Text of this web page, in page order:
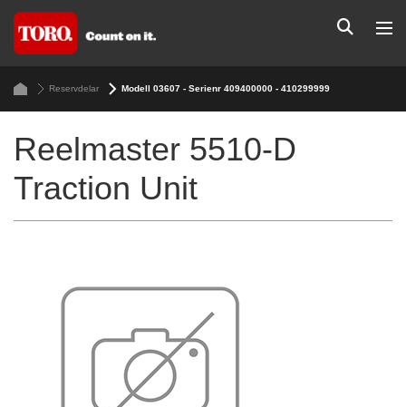
Reservdelar Modell 03607 - Serienr 409400000 - 410299999
Reelmaster 5510-D
Traction Unit